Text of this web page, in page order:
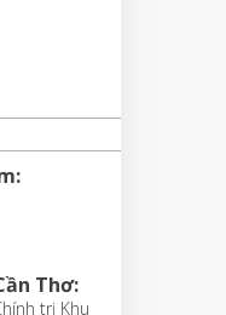
Thơ:
trị Khu